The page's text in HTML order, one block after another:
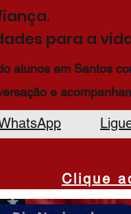
para a
alunos em Santos
e
Clique